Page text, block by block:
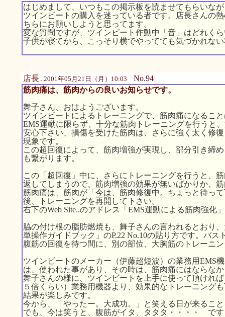
はじめまして、いつもこの掲示板を読ませてもらいな
ツインビートの購入を迷っている者です。店長さんの
ちらにお願いしようと思ってます。
変な質問ですが、ツインビート作動中「音」はどれく
子供が寝てから、こっそり横でやってても気づかれな
店長...2001年05月21日（月）10:03 No.94
筋肉痛は、筋肉からの良いお知らせです。
舞子さん、おはようございます。
ツインビートによるトレーニングで、筋肉痛になるこ
EMS運動に限らず、十分な筋肉トレーニングを行うと
安心下さい、損傷を受けた筋肉は、さらに強く太く修
現象です。
この超回復によって、筋肉増強が実現し、部分引き締
も繋がります。
この「超回復」中に、さらにトレーニングを行うと、
返してしまうので、筋肉増強の効果が無いばかりか、
筋肉痛は、筋肉が「今は、筋肉修復中。ちょっと待っ
後、トレーニングを再開して下さい。
右下のWeb Site..のアドレス「EMS運動による筋肉強化
脇の付け根の脂肪燃焼も、舞子さんの言われるとおり
単操作ガイドブック」のP.22 No.10の貼り方です。バ
腹筋の回復を待つ間に、別の部位、大胸筋のトレーニ
ツインビートのメーカー（伊藤超短波）の業務用EMS
は、使われた事があり、その時は、筋肉痛にはならな
舞子さんの様に、ツインビートを上手に使って頂けれ
５倍くらい）業務用機器より、効果的なトレーニング
結果が楽しみです。
今から、「やったー。大成功。」と笑える日が来るこ
でも、今は笑うと、腹筋がイタ、タタタ・・・・ で